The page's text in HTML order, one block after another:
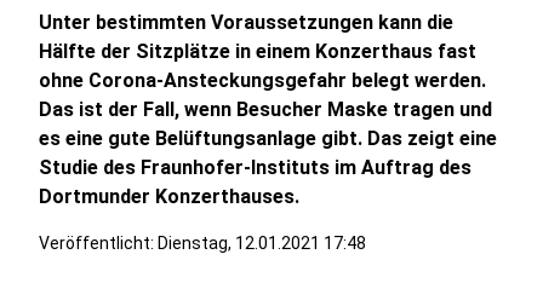
Unter bestimmten Voraussetzungen kann die
Hälfte der Sitzplätze in einem Konzerthaus fast
ohne Corona-Ansteckungsgefahr belegt werden.
Das ist der Fall, wenn Besucher Maske tragen und
es eine gute Belüftungsanlage gibt. Das zeigt eine
Studie des Fraunhofer-Instituts im Auftrag des
Dortmunder Konzerthauses.
Veröffentlicht: Dienstag, 12.01.2021 17:48